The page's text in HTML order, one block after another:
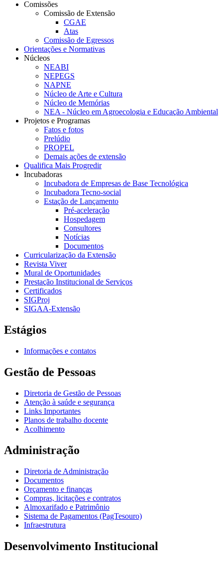
Comissões
Comissão de Extensão
CGAE
Atas
Comissão de Egressos
Orientações e Normativas
Núcleos
NEABI
NEPEGS
NAPNE
Núcleo de Arte e Cultura
Núcleo de Memórias
NEA - Núcleo em Agroecologia e Educação Ambiental
Projetos e Programas
Fatos e fotos
Prelúdio
PROPEL
Demais ações de extensão
Qualifica Mais Progredir
Incubadoras
Incubadora de Empresas de Base Tecnológica
Incubadora Tecno-social
Estação de Lançamento
Pré-aceleração
Hospedagem
Consultores
Notícias
Documentos
Curricularização da Extensão
Revista Viver
Mural de Oportunidades
Prestação Institucional de Serviços
Certificados
SIGProj
SIGAA-Extensão
Estágios
Informações e contatos
Gestão de Pessoas
Diretoria de Gestão de Pessoas
Atenção à saúde e segurança
Links Importantes
Planos de trabalho docente
Acolhimento
Administração
Diretoria de Administração
Documentos
Orçamento e finanças
Compras, licitações e contratos
Almoxarifado e Patrimônio
Sistema de Pagamentos (PagTesouro)
Infraestrutura
Desenvolvimento Institucional